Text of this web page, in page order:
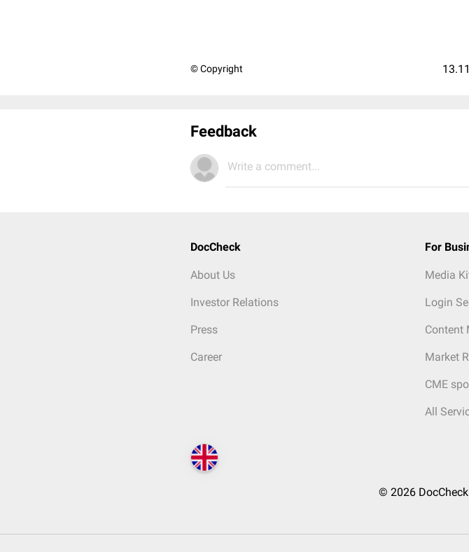
© Copyright
Feedback
Write a comment...
DocCheck
About Us
Investor Relations
Press
Career
For
Media
Login
Content
Market
CME
All
© 2026